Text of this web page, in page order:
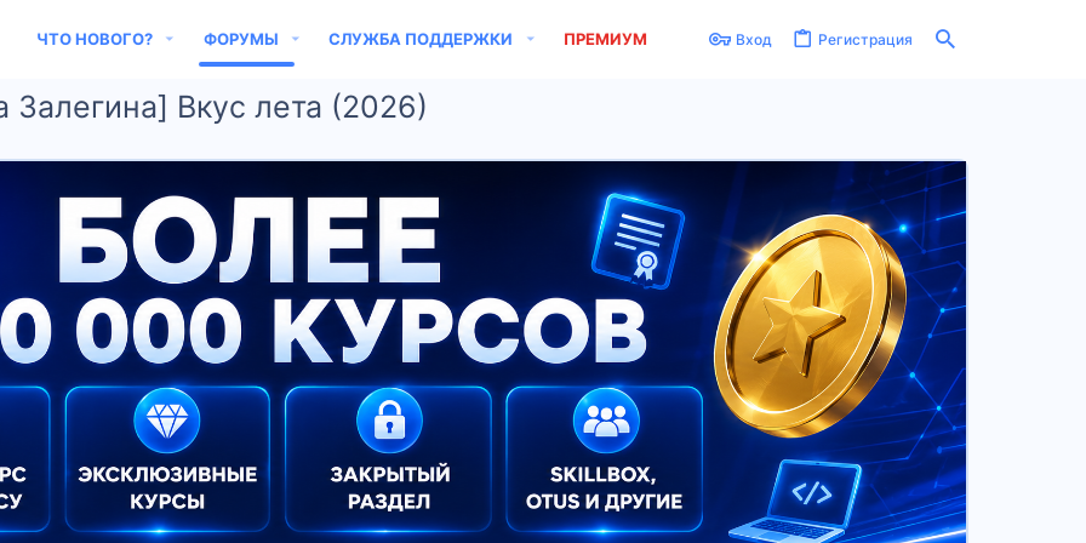
ЧТО НОВОГО? ФОРУМЫ СЛУЖБА ПОДДЕРЖКИ ПРЕМИУМ Вход Регистрация
Залегина] Вкус лета (2026)